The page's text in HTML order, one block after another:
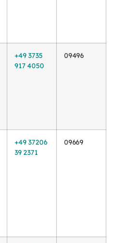
+49 3735
917 4050
09496
+49 37206
39 2371
09669